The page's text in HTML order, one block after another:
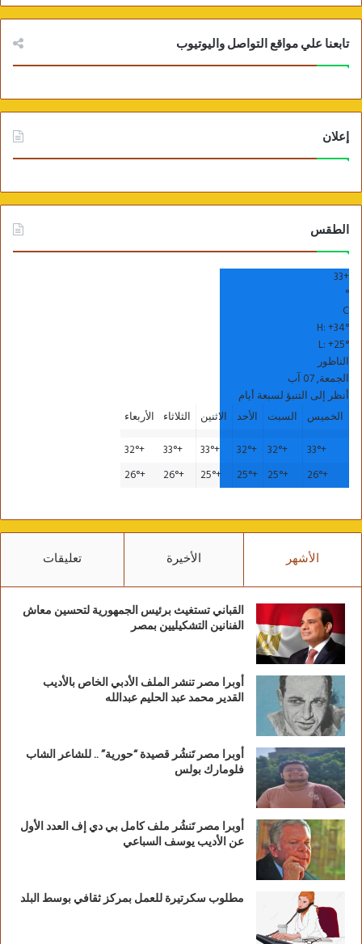
تابعنا علي مواقع التواصل واليوتيوب
إعلان
الطقس
+
33
°
C
H:+34°
L:+25°
الناظور
الجمعة, 07 آب
أنظر إلى التنبؤ لسبعة أيام
الخميس
السبت الأحد الاثنين الثلاثاء
الأربعاء
+
33°
+
32°
+
32°
+
33°
+
33°
+
32°
+
26°
+
25°
+
25°
+
25°
+
26°
+
26°
الأشهر الأخيرة تعليقات
القباني تستغيث برئيس الجمهورية لتحسين معاش
الفنانين التشكيليين بمصر
أوبرا مصر تنشر الملف الأدبي الخاص بالأديب
القدير محمد عبد الحليم عبدالله
أوبرا مصر تَنشُر قصيدة “حورية” .. للشاعر الشاب
فلومارك بولس
أوبرا مصر تَنشُر ملف كامل بي دي إف العدد الأول
عن الأديب يوسف السباعي
مطلوب سكرتيرة للعمل بمركز ثقافي بوسط البلد